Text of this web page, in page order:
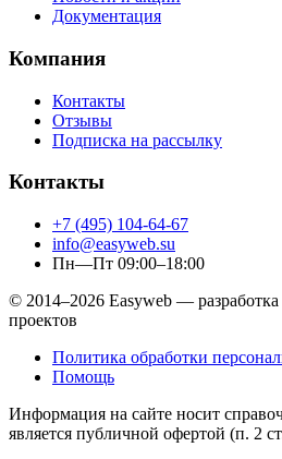
Документация
Компания
Контакты
Отзывы
Подписка на рассылку
Контакты
+7 (495) 104-64-67
info@easyweb.su
Пн—Пт 09:00–18:00
© 2014–2026 Easyweb —
проектов
Политика обработки
Помощь
Информация на сайте носит
является публичной офертой (п. 2